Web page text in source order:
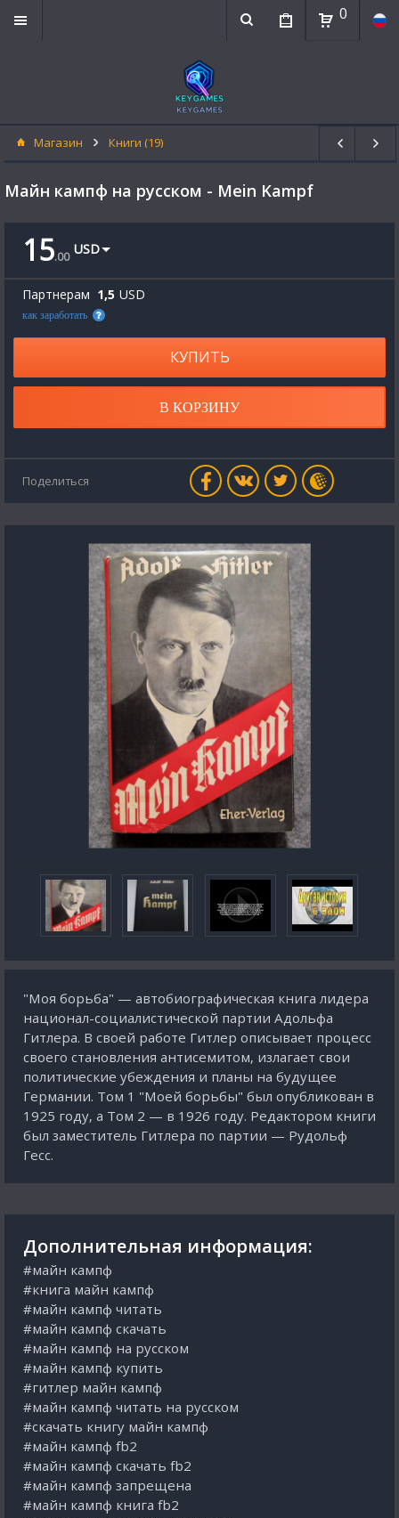
0
Магазин Книги (19)
Майн кампф на русском - Mein Kampf
15.00 USD
Партнерам 1,5 USD
как заработать
КУПИТЬ
В КОРЗИНУ
Поделиться
"Моя борьба" — автобиографическая книга лидера
национал-социалистической партии Адольфа
Гитлера. В своей работе Гитлер описывает процесс
своего становления антисемитом, излагает свои
политические убеждения и планы на будущее
Германии. Том 1 "Моей борьбы" был опубликован в
1925 году, а Том 2 — в 1926 году. Редактором книги
был заместитель Гитлера по партии — Рудольф
Гесс.
Дополнительная информация:
#майн кампф
#книга майн кампф
#майн кампф читать
#майн кампф скачать
#майн кампф на русском
#майн кампф купить
#гитлер майн кампф
#майн кампф читать на русском
#скачать книгу майн кампф
#майн кампф fb2
#майн кампф скачать fb2
#майн кампф запрещена
#майн кампф книга fb2